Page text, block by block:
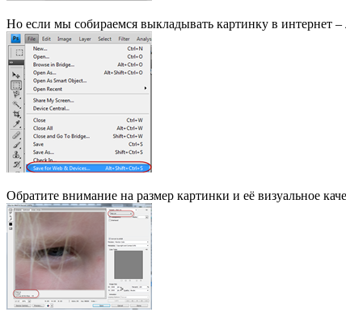
Но если мы собираемся выкладывать картинку в интернет –
Обратите внимание на размер картинки и её визуальное